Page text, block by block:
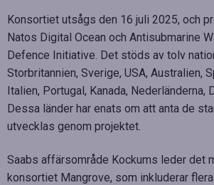
Konsortiet utsågs den 16 juli 2025, och
Natos Digital Ocean och Antisubmarine
Defence Initiative. Det stöds av tolv
Storbritannien, Sverige, USA, Australien,
Italien, Portugal, Kanada, Nederländerna,
Dessa länder har enats om att anta de
utvecklas genom projektet.
Saabs affärsområde Kockums leder det
konsortiet Mangrove, som inkluderar